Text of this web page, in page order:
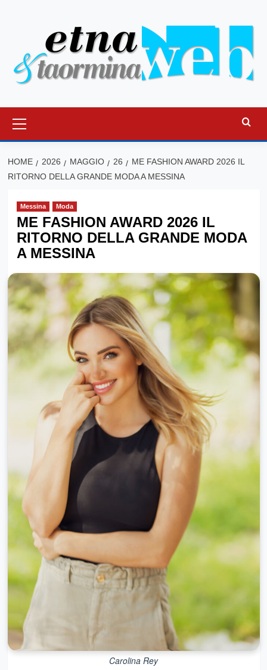
principale
HOME 2026 MAGGIO 26
ME FASHION AWARD 2026 IL
RITORNO DELLA GRANDE MODA A MESSINA
Messina Moda
ME FASHION AWARD 2026 IL
RITORNO DELLA GRANDE MODA
A MESSINA
Carolina Rey